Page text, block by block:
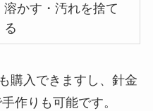
溶かす・汚れを捨て
る
購入できますし、針金
作りも可能です。